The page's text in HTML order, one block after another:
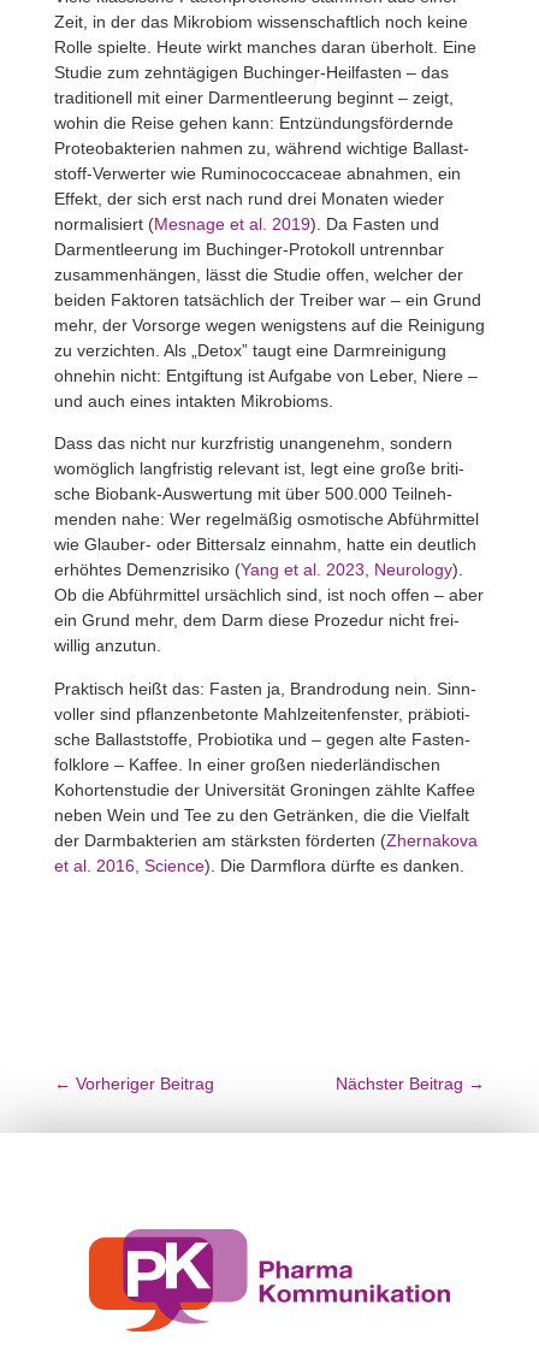
Zeit, in der das Mikro­biom wissen­schaft­lich noch keine
Rolle spielte. Heute wirkt manches daran über­holt. Eine
Studie zum zehn­tä­gigen Buch­inger-Heil­fasten – das
tradi­tio­nell mit einer Darm­ent­lee­rung beginnt – zeigt,
wohin die Reise gehen kann: Entzün­dungs­för­dernde
Prote­ob­ak­te­rien nahmen zu, während wich­tige Ballast­
stoff-Verwerter wie Rumi­no­coc­caceae abnahmen, ein
Effekt, der sich erst nach rund drei Monaten wieder
norma­li­siert (Mesnage et al. 2019). Da Fasten und
Darm­ent­lee­rung im Buch­inger-Proto­koll untrennbar
zusam­men­hängen, lässt die Studie offen, welcher der
beiden Faktoren tatsäch­lich der Treiber war – ein Grund
mehr, der Vorsorge wegen wenigs­tens auf die Reini­gung
zu verzichten. Als „Detox” taugt eine Darm­rei­ni­gung
ohnehin nicht: Entgif­tung ist Aufgabe von Leber, Niere –
und auch eines intakten Mikrobioms.
Dass das nicht nur kurz­fristig unan­ge­nehm, sondern
womög­lich lang­fristig rele­vant ist, legt eine große briti­
sche Biobank-Auswer­tung mit über 500.000 Teil­neh­
menden nahe: Wer regel­mäßig osmo­ti­sche Abführ­mittel
wie Glauber- oder Bitter­salz einnahm, hatte ein deut­lich
erhöhtes Demenz­ri­siko (Yang et al. 2023, Neuro­logy).
Ob die Abführ­mittel ursäch­lich sind, ist noch offen – aber
ein Grund mehr, dem Darm diese Prozedur nicht frei­
willig anzutun.
Prak­tisch heißt das: Fasten ja, Brand­ro­dung nein. Sinn­
voller sind pflan­zen­be­tonte Mahl­zei­ten­fenster, präbio­ti­
sche Ballast­stoffe, Probio­tika und – gegen alte Fasten­
folk­lore – Kaffee. In einer großen nieder­län­di­schen
Kohor­ten­studie der Univer­sität Groningen zählte Kaffee
neben Wein und Tee zu den Getränken, die die Viel­falt
der Darm­bak­te­rien am stärksten förderten (Zher­na­kova
et al. 2016, Science). Die Darm­flora dürfte es danken.
← Vorheriger Beitrag Nächster Beitrag →